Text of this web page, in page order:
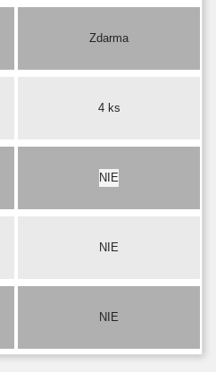
Zdarma
4 ks
NIE
NIE
NIE